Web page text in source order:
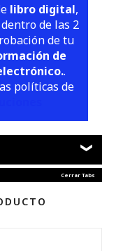
libro digital,
de las 2
de tu
de
.
políticas de
reader/negocios-
Cerrar Tabs